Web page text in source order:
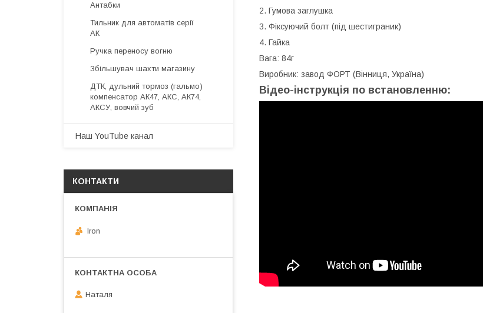
2. Гумова заглушка
3. Фіксуючий болт (під шестиграник)
4. Гайка
Вага: 84г
Виробник: завод ФОРТ (Вінниця, Україна)
Відео-інструкція по встановленню:
Антабки
Тильник для автоматів серії
АК
Ручка переносу вогню
Збільшувач шахти магазину
ДТК, дульний тормоз (гальмо)
компенсатор АК47, АКС, АК74,
АКСУ, вовчий зуб
Наш YouTube канал
КОНТАКТИ
Iron
Наталя